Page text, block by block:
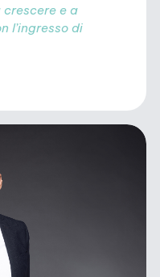
e a
l’ingresso di